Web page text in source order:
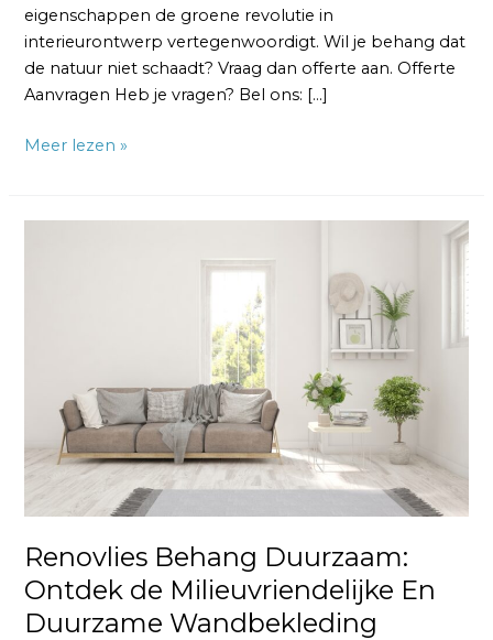
eigenschappen de groene revolutie in
interieurontwerp vertegenwoordigt. Wil je behang dat
de natuur niet schaadt? Vraag dan offerte aan. Offerte
Aanvragen Heb je vragen? Bel ons: […]
Meer lezen »
Renovlies Behang Duurzaam:
Ontdek de Milieuvriendelijke En
Duurzame Wandbekleding
Duurzame
Wandbekleding